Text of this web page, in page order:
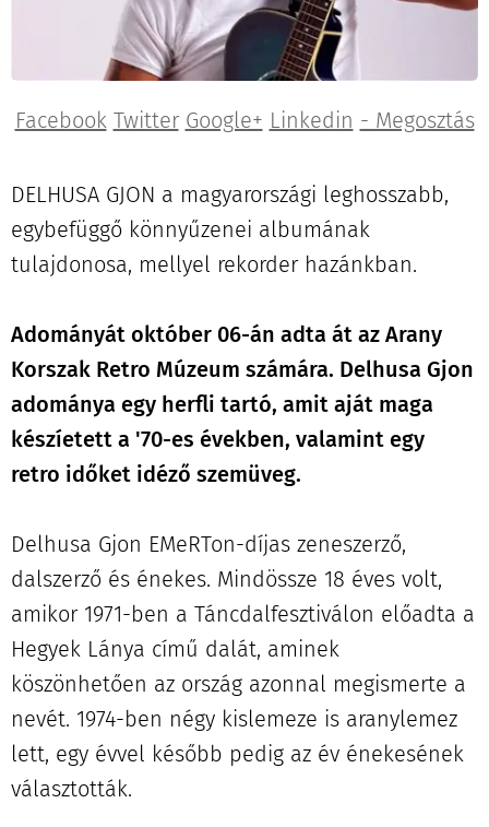
Facebook Twitter Google+ Linkedin - Megosztás
DELHUSA GJON a magyarországi leghosszabb,
egybefüggő könnyűzenei albumának
tulajdonosa, mellyel rekorder hazánkban.
Adományát október 06-án adta át az Arany
Korszak Retro Múzeum számára. Delhusa Gjon
adománya egy herfli tartó, amit aját maga
készíetett a '70-es években, valamint egy
retro időket idéző szemüveg.
Delhusa Gjon EMeRTon-díjas zeneszerző,
dalszerző és énekes. Mindössze 18 éves volt,
amikor 1971-ben a Táncdalfesztiválon előadta a
Hegyek Lánya című dalát, aminek
köszönhetően az ország azonnal megismerte a
nevét. 1974-ben négy kislemeze is aranylemez
lett, egy évvel később pedig az év énekesének
választották.